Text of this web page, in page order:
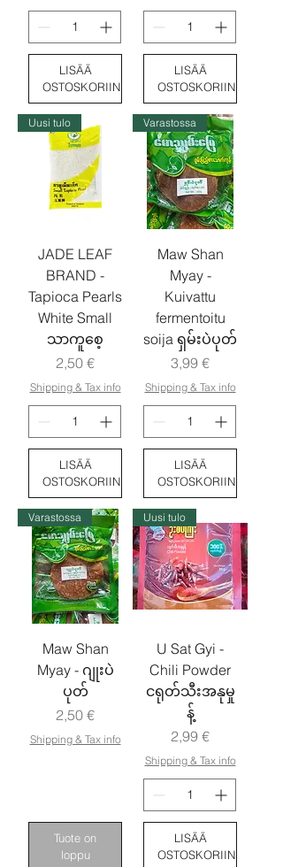
LISÄÄ
OSTOSKORIIN
LISÄÄ
OSTOSKORIIN
Uusi tulo
JADE LEAF
BRAND -
Tapioca Pearls
White Small
သာကူစေ့
Hinta
2,50 €
Shipping & Tax info
LISÄÄ
OSTOSKORIIN
Varastossa
Maw Shan
Myay -
Kuivattu
fermentoitu
soija ရှမ်းပဲပုတ်
Hinta
3,99 €
Shipping & Tax info
LISÄÄ
OSTOSKORIIN
Varastossa
Maw Shan
Myay - ဂျုးပဲ
ပုတ်
Hinta
2,50 €
Shipping & Tax info
Tuote on
loppu
Uusi tulo
U Sat Gyi -
Chili Powder
ငရုတ်သီးအနုမှု
န့်
Hinta
2,99 €
Shipping & Tax info
LISÄÄ
OSTOSKORIIN